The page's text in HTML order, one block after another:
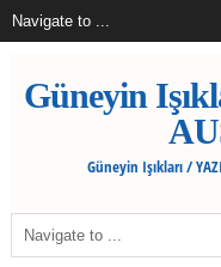
Güneyin
Güneyin Işıkları /